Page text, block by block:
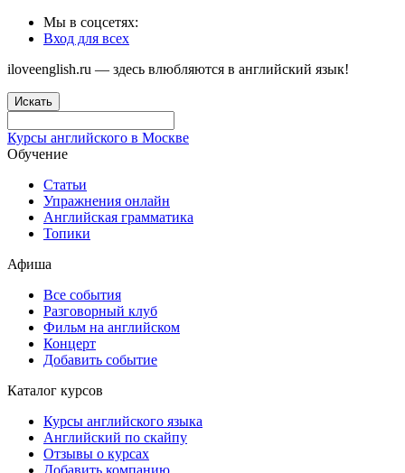
Мы в соцсетях:
Вход для всех
iloveenglish.ru — здесь влюбляются в английский язык!
Искать
Курсы английского в Москве
Обучение
Статьи
Упражнения онлайн
Английская грамматика
Топики
Афиша
Все события
Разговорный клуб
Фильм на английском
Концерт
Добавить событие
Каталог курсов
Курсы английского языка
Английский по скайпу
Отзывы о курсах
Добавить компанию